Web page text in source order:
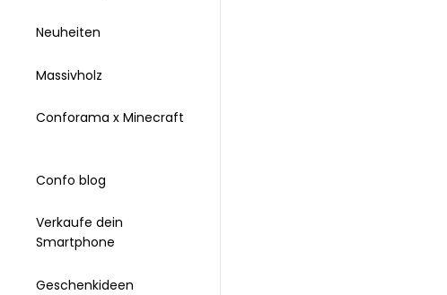
Neuheiten
Massivholz
Conforama x Minecraft
Confo blog
Verkaufe dein
Smartphone
Geschenkideen